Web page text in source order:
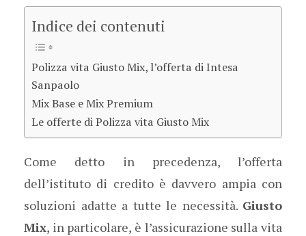
Indice dei contenuti
Polizza vita Giusto Mix, l’offerta di Intesa
Sanpaolo
Mix Base e Mix Premium
Le offerte di Polizza vita Giusto Mix
Come detto in precedenza, l’offerta
dell’istituto di credito è davvero ampia con
soluzioni adatte a tutte le necessità. Giusto
Mix, in particolare, è l’assicurazione sulla vita